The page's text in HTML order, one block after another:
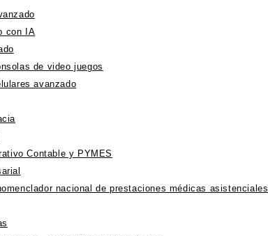
con IA
de video juegos
avanzado
Contable y PYMES
nacional de prestaciones médicas asistenciales